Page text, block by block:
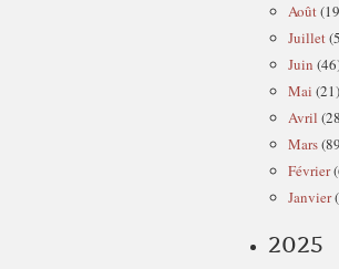
Août
Juillet
Juin
Mai (21)
Avril
Mars
Février
Janvier
2025